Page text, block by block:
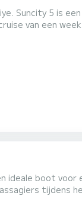
Suncity 5 is
langer. De zeilboot is
een
boot voor
Deze Cruiser